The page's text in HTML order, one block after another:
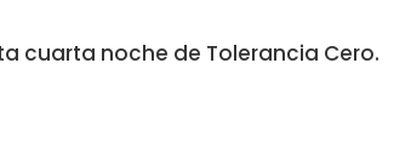
cuarta noche de Tolerancia Cero.